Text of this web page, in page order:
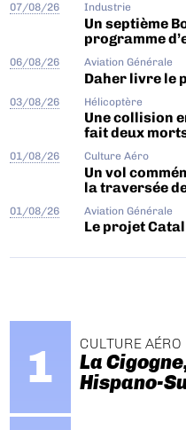
07/08/26 Industrie
Un septième
programme
06/08/26 Aviation Générale
Daher livre le
03/08/26 Hélicoptère
Une collision
fait deux
01/08/26 Culture Aéro
Un vol
la traversée
01/08/26 Aviation Générale
Le projet
CULTURE AÉRO
La
Hispano-